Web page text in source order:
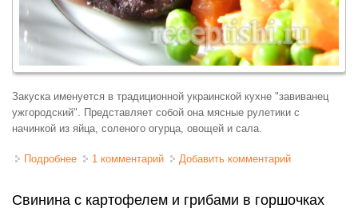
Закуска именуется в традиционной украинской кухне "завиванец
ужгородский". Представляет собой она мясные рулетики с
начинкой из яйца, соленого огурца, овощей и сала.
Подробнее о Мясные рулетики с начинкой
1 комментарий Добавить комментарий
Свинина с картофелем и грибами в горшочках